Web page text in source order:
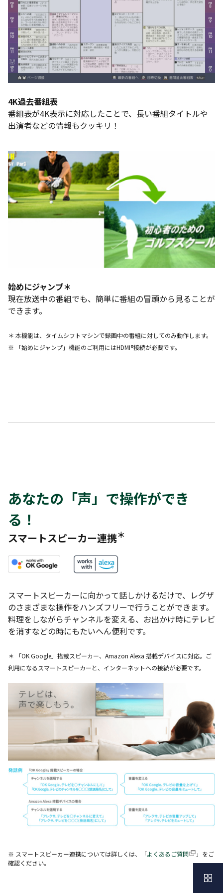
4K過去番組表
番組表が4K表示に対応したことで、長い番組タイトルや
出演者などの情報もクッキリ！
始めにジャンプ＊
現在放送中の番組でも、簡単に番組の冒頭から見ることが
できます。
＊ 本機能は、タイムシフトマシンで録画中の番組に対してのみ動作します。
※ 「始めにジャンプ」機能のご利用にはHDMI®接続が必要です。
あなたの「声」で操作ができ
る！
スマートスピーカー連携＊
スマートスピーカーに向かって話しかけるだけで、レグザ
のさまざまな操作をハンズフリーで行うことができます。
料理をしながらチャンネルを変える、お出かけ時にテレビ
を消すなどの時にもたいへん便利です。
＊ 「OK Google」搭載スピーカー、Amazon Alexa 搭載デバイスに対応。ご
利用になるスマートスピーカーと、インターネットへの接続が必要です。
※ スマートスピーカー連携については詳しくは、「よくあるご質問
」をご
確認ください。